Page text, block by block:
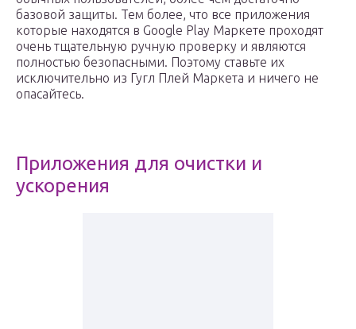
базовой защиты. Тем более, что все приложения
которые находятся в Google Play Маркете проходят
очень тщательную ручную проверку и являются
полностью безопасными. Поэтому ставьте их
исключительно из Гугл Плей Маркета и ничего не
опасайтесь.
Приложения для очистки и
ускорения